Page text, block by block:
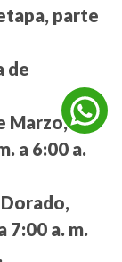
parte
de
Marzo, Las
a 6:00 a.
7:00 a. m.